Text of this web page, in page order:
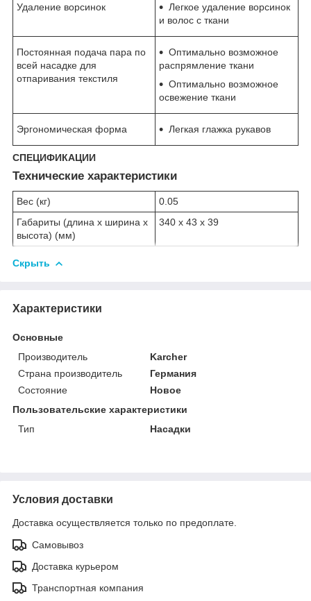
Удаление ворсинок
Легкое удаление ворсинок
и волос с ткани
Постоянная подача пара по
всей насадке для
отпаривания текстиля
Оптимально возможное
распрямление ткани
Оптимально возможное
освежение ткани
Эргономическая форма Легкая глажка рукавов
СПЕЦИФИКАЦИИ
Технические характеристики
Вес (кг)
0.05
Габариты (длина х ширина х
высота) (мм)
340 x 43 x 39
Скрыть
Характеристики
Основные
Производитель
Karcher
Страна производитель
Германия
Состояние
Новое
Пользовательские характеристики
Тип
Насадки
Условия доставки
Доставка осуществляется только по предоплате.
Самовывоз
Доставка курьером
Транспортная компания